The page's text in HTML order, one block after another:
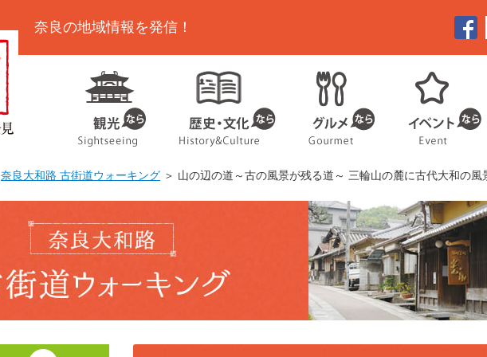
奈良の地域情報を発信！
奈良大和路 古街道ウォーキング ＞ 山の辺の道～古の風景が残る道～ 三輪山の麓に古代大和の風